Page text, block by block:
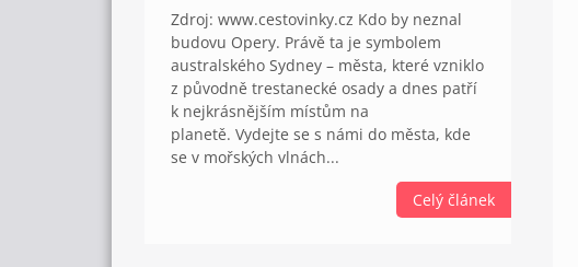
Zdroj: www.cestovinky.cz Kdo by neznal
budovu Opery. Právě ta je symbolem
australského Sydney – města, které vzniklo
z původně trestanecké osady a dnes patří
k nejkrásnějším místům na
planetě. Vydejte se s námi do města, kde
se v mořských vlnách...
Celý článek